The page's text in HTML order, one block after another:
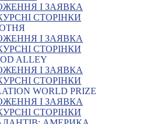
І ЗАЯВКА
СТОРІНКИ
І ЗАЯВКА
СТОРІНКИ
ALLEY
І ЗАЯВКА
СТОРІНКИ
WORLD PRIZE
І ЗАЯВКА
СТОРІНКИ